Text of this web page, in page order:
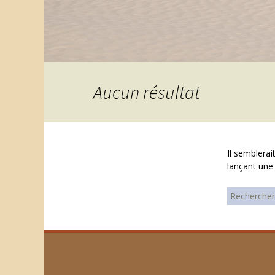
Aucun résultat
Il
lançant
Rechercher :